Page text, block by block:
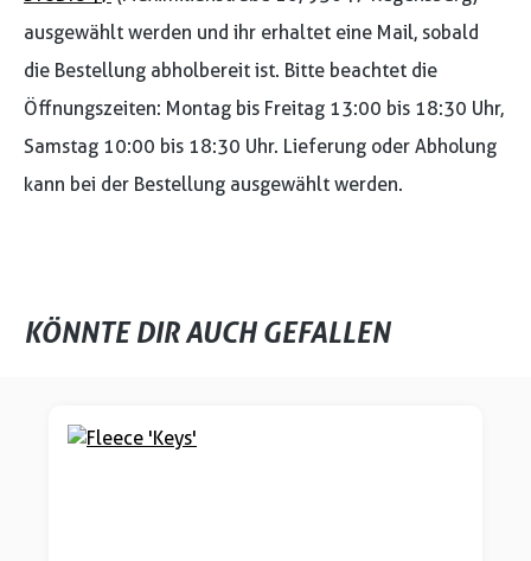
ausgewählt werden und ihr erhaltet eine Mail, sobald
die Bestellung abholbereit ist. Bitte beachtet die
Öffnungszeiten: Montag bis Freitag 13:00 bis 18:30 Uhr,
Samstag 10:00 bis 18:30 Uhr. Lieferung oder Abholung
kann bei der Bestellung ausgewählt werden.
KÖNNTE DIR AUCH GEFALLEN